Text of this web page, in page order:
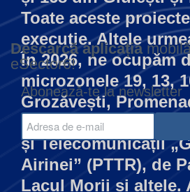
Toate aceste
execuție. Altele
În 2026, ne ocupăm
microzonele 19, 13,
Grozăvești,
Maniu, Colegiul
și Telecomunicații
Airinei” (PTTR), de
Lacul Morii și altele.
Descarcă aplicația
eSector6!
Abonează-te la newsletter